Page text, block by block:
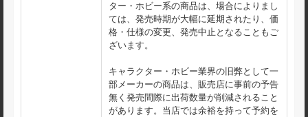
ター・ホビー系の商品は、場合によりまし
ては、発売時期が大幅に延期されたり、価
格・仕様の変更、発売中止となることもご
ざいます。
キャラクター・ホビー業界の旧弊として一
部メーカーの商品は、販売店に事前の予告
無く発売間際に出荷数量が削減されること
があります。当店では余裕を持って予約を